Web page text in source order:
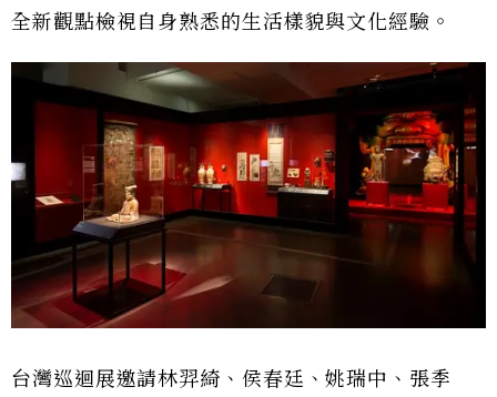
全新觀點檢視自身熟悉的生活樣貌與文化經驗。
台灣巡迴展邀請林羿綺、侯春廷、姚瑞中、張季